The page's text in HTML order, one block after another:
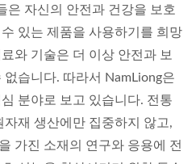
은 자신의 안전과 건강을 보호
있는 제품을 사용하기를 희망
와 기술은 더 이상 안전과 보
습니다. 따라서 NamLiong은
분야로 보고 있습니다. 전통
재 생산에만 집중하지 않고,
가진 소재의 연구와 응용에 전